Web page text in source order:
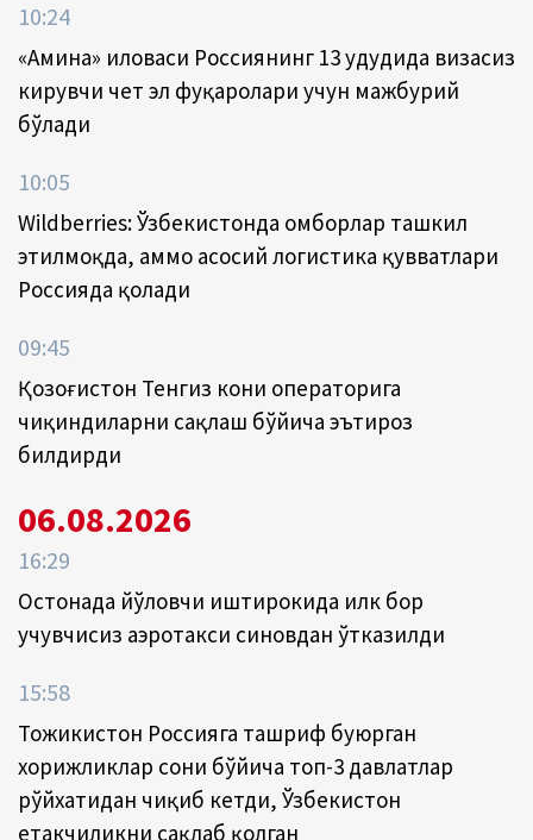
10:24
«Амина» иловаси Россиянинг 13 ҳудудида визасиз
кирувчи чет эл фуқаролари учун мажбурий
бўлади
10:05
Wildberries: Ўзбекистонда омборлар ташкил
этилмоқда, аммо асосий логистика қувватлари
Россияда қолади
09:45
Қозоғистон Тенгиз кони операторига
чиқиндиларни сақлаш бўйича эътироз
билдирди
06.08.2026
16:29
Остонада йўловчи иштирокида илк бор
учувчисиз аэротакси синовдан ўтказилди
15:58
Тожикистон Россияга ташриф буюрган
хорижликлар сони бўйича топ-3 давлатлар
рўйхатидан чиқиб кетди, Ўзбекистон
етакчиликни сақлаб қолган